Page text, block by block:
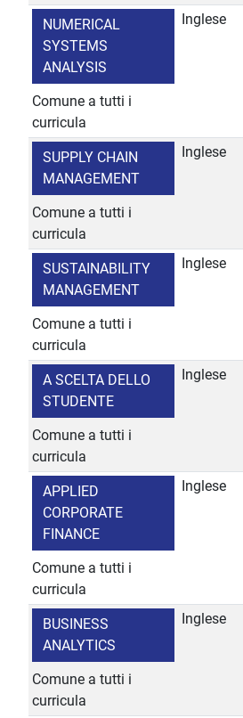
NUMERICAL
SYSTEMS
ANALYSIS
Comune a tutti i
curricula
Inglese
SUPPLY CHAIN
MANAGEMENT
Comune a tutti i
curricula
Inglese
SUSTAINABILITY
MANAGEMENT
Comune a tutti i
curricula
Inglese
A SCELTA DELLO
STUDENTE
Comune a tutti i
curricula
Inglese
APPLIED
CORPORATE
FINANCE
Comune a tutti i
curricula
Inglese
BUSINESS
ANALYTICS
Comune a tutti i
curricula
Inglese